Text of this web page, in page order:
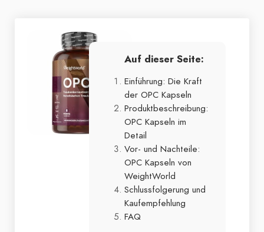
Auf dieser Seite:
Einführung: Die Kraft
der OPC Kapseln
Produktbeschreibung:
OPC Kapseln im
Detail
Vor- und Nachteile:
OPC Kapseln von
WeightWorld
Schlussfolgerung und
Kaufempfehlung
FAQ